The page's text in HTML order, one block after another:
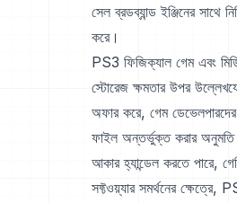
সেল ব্রডব্যান্ড ইঞ্জিনের সাথে
করে।
PS3 ফিজিক্যাল গেম এবং
স্টোরেজ ক্ষমতার উপর
অফার করে, গেম
ফাইল অন্তর্ভুক্ত করার
আকার হ্যান্ডেল করতে পারে,
সফ্টওয়্যার সমর্থনের ক্ষেত্রে,